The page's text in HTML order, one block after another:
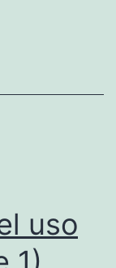
uso